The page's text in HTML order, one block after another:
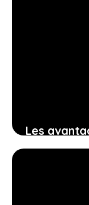
Les
à la